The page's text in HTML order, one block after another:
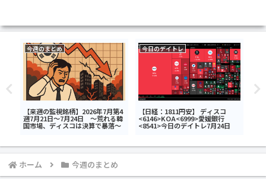
今週のまとめ
【来週の監視銘柄】2026年7月第4
週7月21日～7月24日 ～荒れる韓
国市場、ディスコは決算で暴落～
今日のデイトレ
【日経：1811円安】 ディスコ
<6146>KOA<6999>愛媛銀行
<8541>今日のデイトレ7月24日
ホーム 今週のまとめ